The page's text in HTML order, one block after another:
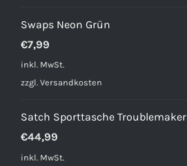
Swaps Neon Grün
€7,99
inkl. MwSt.
zzgl. Versandkosten
Satch Sporttasche Troublemaker
€44,99
inkl. MwSt.